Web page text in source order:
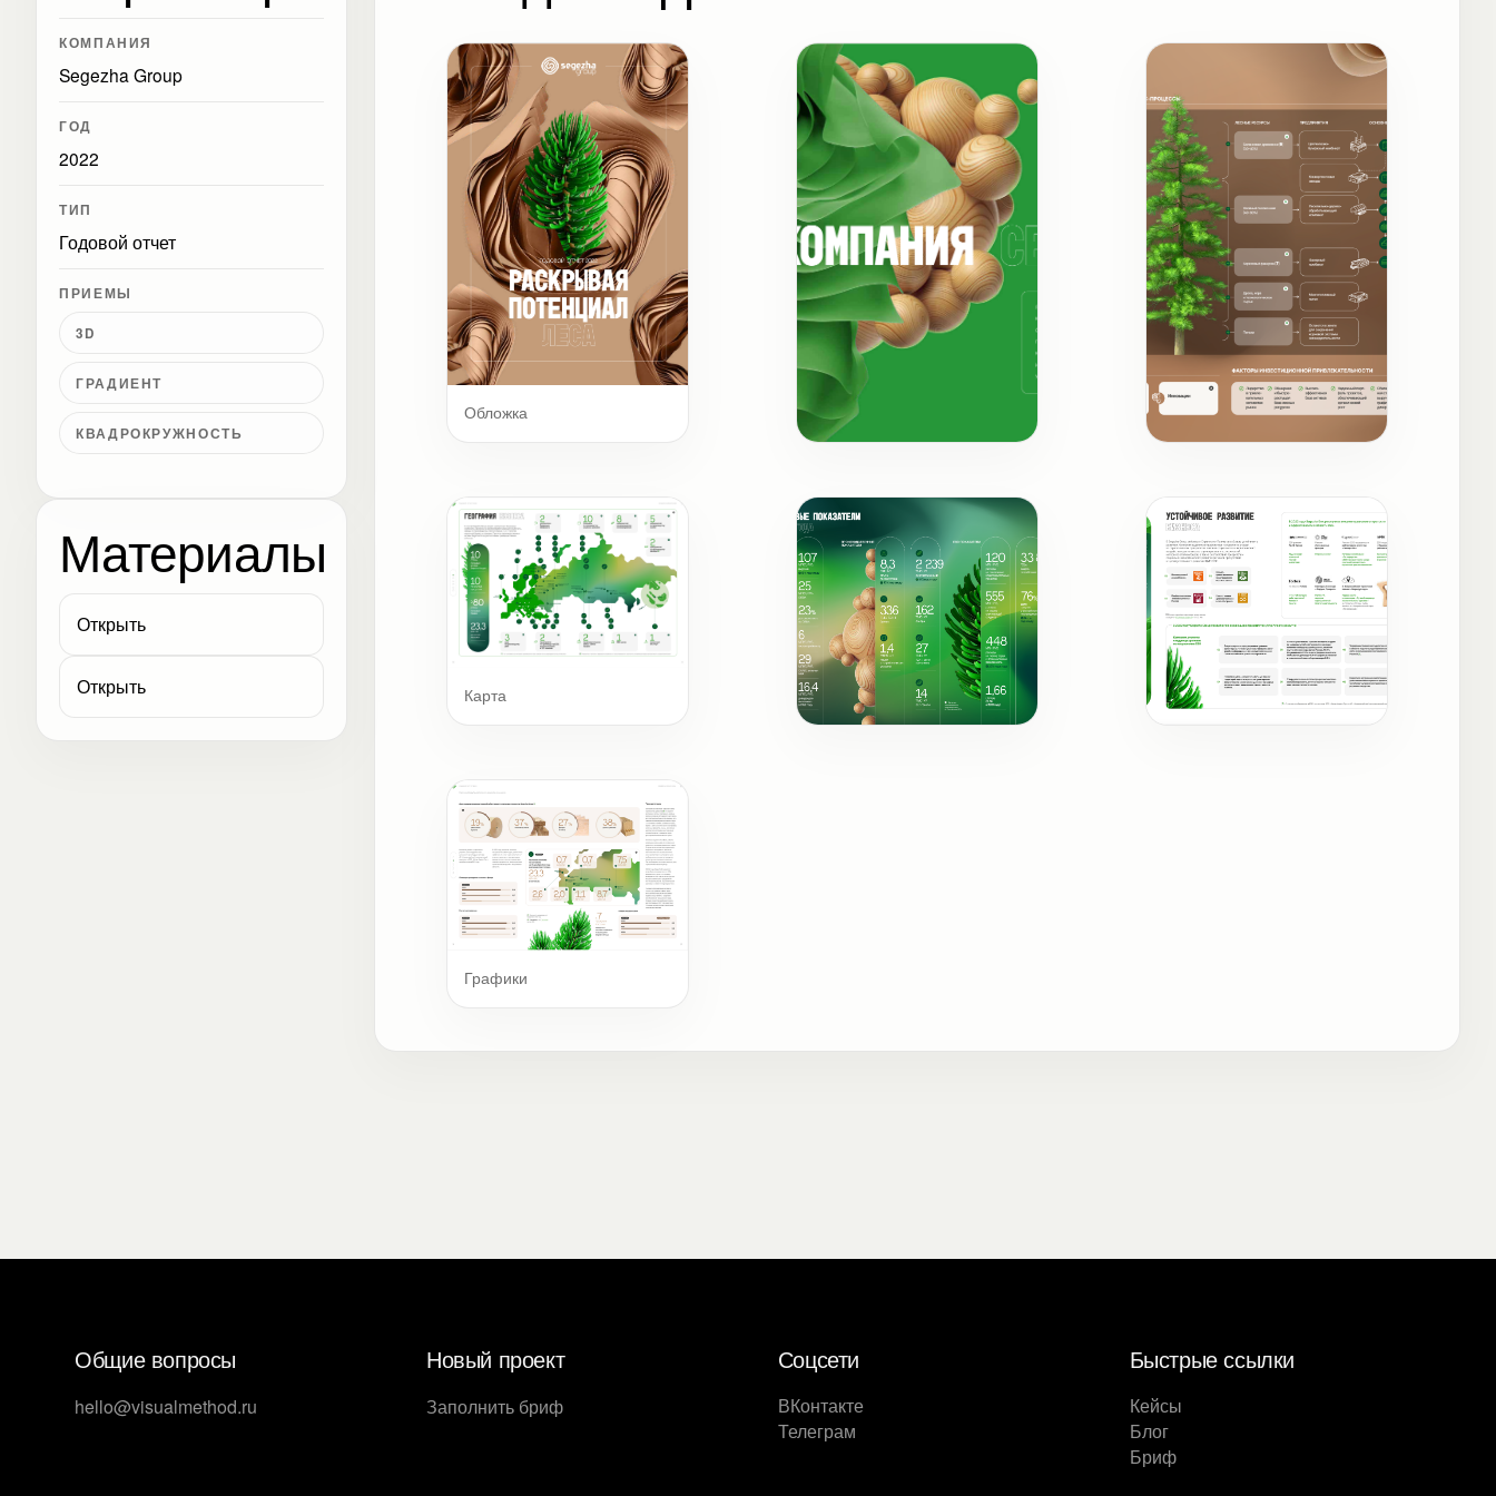
КОМПАНИЯ
Segezha Group
ГОД
2022
ТИП
Годовой отчет
ПРИЕМЫ
3D
ГРАДИЕНТ
КВАДРОКРУЖНОСТЬ
Материалы
Открыть
Открыть
Обложка
Карта
Графики
Общие вопросы
hello@visualmethod.ru
Новый проект
Заполнить бриф
Соцсети
ВКонтакте
Телеграм
Быстрые ссылки
Кейсы
Блог
Бриф